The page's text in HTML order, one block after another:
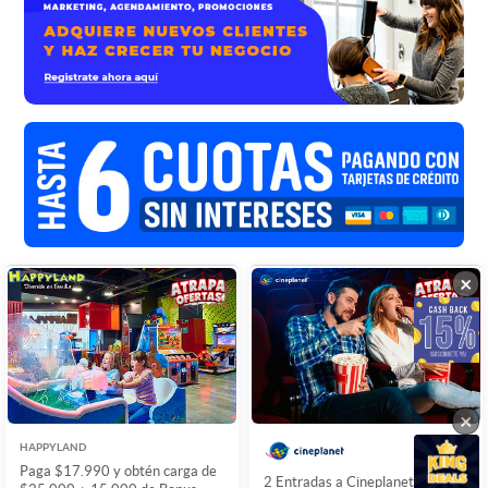
×
HAPPYLAND
Paga $17.990 y obtén carga de
2 Entradas a Cineplanet
×
×